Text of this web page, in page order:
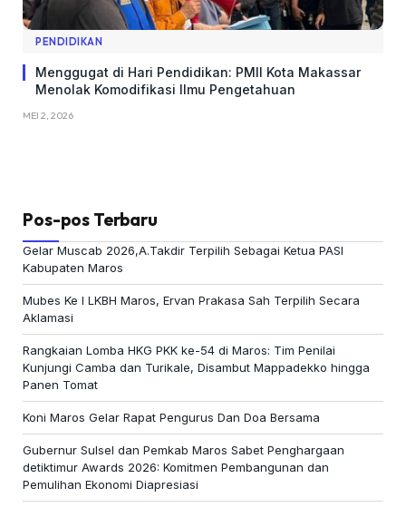
PENDIDIKAN
Menggugat di Hari Pendidikan: PMII Kota Makassar
Menolak Komodifikasi Ilmu Pengetahuan
MEI 2, 2026
Pos-pos Terbaru
Gelar Muscab 2026,A.Takdir Terpilih Sebagai Ketua PASI
Kabupaten Maros
Mubes Ke I LKBH Maros, Ervan Prakasa Sah Terpilih Secara
Aklamasi
Rangkaian Lomba HKG PKK ke-54 di Maros: Tim Penilai
Kunjungi Camba dan Turikale, Disambut Mappadekko hingga
Panen Tomat
Koni Maros Gelar Rapat Pengurus Dan Doa Bersama
Gubernur Sulsel dan Pemkab Maros Sabet Penghargaan
detiktimur Awards 2026: Komitmen Pembangunan dan
Pemulihan Ekonomi Diapresiasi